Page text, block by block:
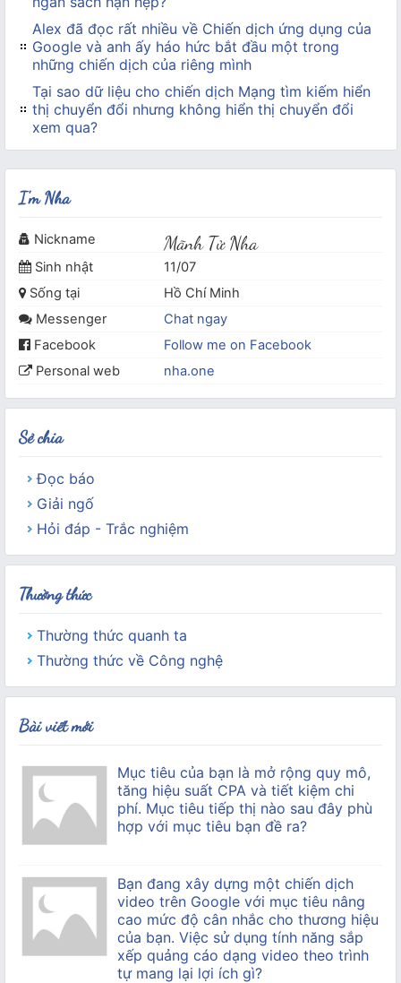
Alex đã đọc rất nhiều về Chiến dịch ứng dụng của
Google và anh ấy háo hức bắt đầu một trong
những chiến dịch của riêng mình
Tại sao dữ liệu cho chiến dịch Mạng tìm kiếm hiển
thị chuyển đổi nhưng không hiển thị chuyển đổi
xem qua?
I'm Nha
Nickname Mãnh Tử Nha
Sinh nhật
11/07
Sống tại
Hồ Chí Minh
Messenger
Chat ngay
Facebook
Follow me on Facebook
Personal web
nha.one
Sẻ chia
Đọc báo
Giải ngố
Hỏi đáp - Trắc nghiệm
Thường thức
Thường thức quanh ta
Thường thức về Công nghệ
Bài viết mới
Mục tiêu của bạn là mở rộng quy mô,
tăng hiệu suất CPA và tiết kiệm chi
phí. Mục tiêu tiếp thị nào sau đây phù
hợp với mục tiêu bạn đề ra?
Bạn đang xây dựng một chiến dịch
video trên Google với mục tiêu nâng
cao mức độ cân nhắc cho thương hiệu
của bạn. Việc sử dụng tính năng sắp
xếp quảng cáo dạng video theo trình
tự mang lại lợi ích gì?